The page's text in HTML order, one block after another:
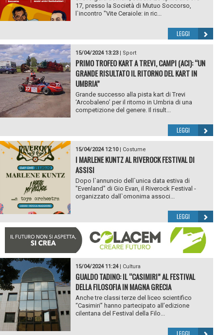
17, presso la Società di Mutuo Soccorso,
l`incontro "Vite Ceraiole: in ric...
LEGGI
15/04/2024 13:23| Sport
PRIMO TROFEO KART A TREVI, CAMPI (ACI): “UN
GRANDE RISULTATO IL RITORNO DEL KART IN
UMBRIA”
Grande successo alla pista kart di Trevi
‘Arcobaleno’ per il ritorno in Umbria di una
competizione del genere. Il risult...
LEGGI
15/04/2024 12:10| Costume
I MARLENE KUNTZ AL RIVEROCK FESTIVAL DI
ASSISI
Dopo l`annuncio dell`unica data estiva di
"Evenland" di Gio Evan, il Riverock Festival -
organizzato dall`omonima associ...
LEGGI
15/04/2024 11:24| Cultura
GUALDO TADINO: IL “CASIMIRI” AL FESTIVAL
DELLA FILOSOFIA IN MAGNA GRECIA
Anche tre classi terze del liceo scientifico
“Casimiri” hanno partecipato all’edizione
cilentana del Festival della Filo...
LEGGI